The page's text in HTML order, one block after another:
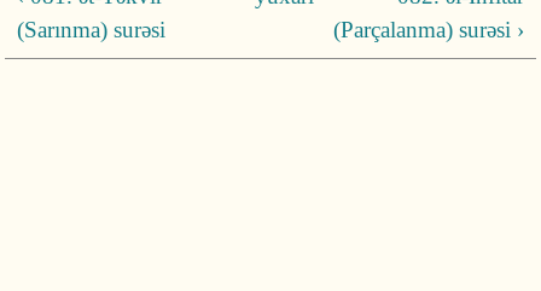
(Sarınma) surəsi
(Parçalanma) surəsi ›